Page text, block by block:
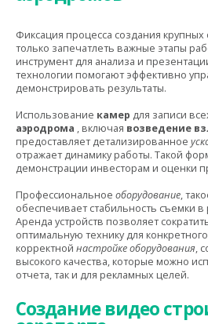
Фиксация процесса создания
только запечатлеть важные этапы
инструмент для анализа и
технологии помогают эффективно
демонстрировать результаты.
Использование камер для записи
аэродрома , включая возведение
предоставляет детализированное
отражает динамику работы. Такой
демонстрации инвесторам и оценки
Профессиональное оборудование,
обеспечивает стабильность съемки в
Аренда устройств позволяет
оптимальную технику для
корректной настройке оборудования,
высокого качества, которые можно
отчета, так и для рекламных целей.
Создание видео